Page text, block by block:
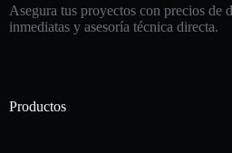
Asegura tus proyectos con precios de
inmediatas y asesoría técnica directa.
Productos